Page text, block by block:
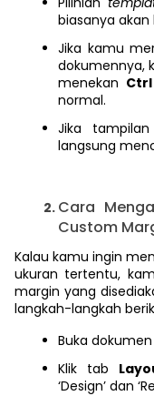
biasanya
Jika kamu
dokumennya,
menekan
normal.
Jika
langsung
Cara
Custom
Kalau kamu ingin
ukuran tertentu,
margin yang
langkah-langkah
Buka
Klik tab
‘Design’ dan